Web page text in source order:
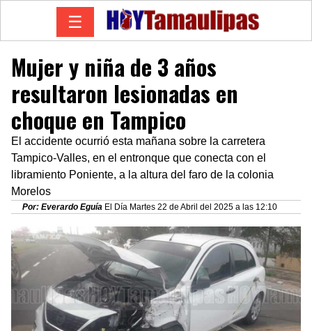
☰
Mujer y niña de 3 años
resultaron lesionadas en
choque en Tampico
El accidente ocurrió esta mañana sobre la carretera
Tampico-Valles, en el entronque que conecta con el
libramiento Poniente, a la altura del faro de la colonia
Morelos
Por: Everardo Eguía El Día Martes 22 de Abril del 2025 a las 12:10